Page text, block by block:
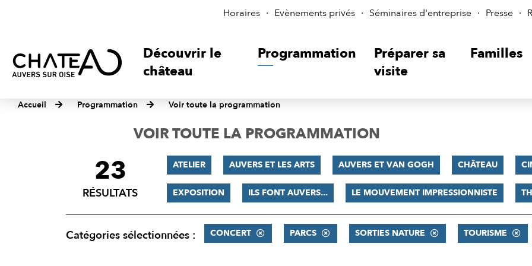
Horaires Evènements privés Séminaires d'entreprise Presse
Découvrir le
château
Programmation
Préparer sa
visite
Familles
Accueil Programmation Voir toute la programmation
VOIR TOUTE LA PROGRAMMATION
FILTRER
RÉSULTATS
23
RÉSULTATS
ATELIER AUVERS ET LES ARTS AUVERS ET VAN GOGH CHÂTEAU
EXPOSITION ILS FONT AUVERS... LE MOUVEMENT IMPRESSIONNISTE
Catégories sélectionnées : CONCERT PARCS SORTIES NATURE TOURISME